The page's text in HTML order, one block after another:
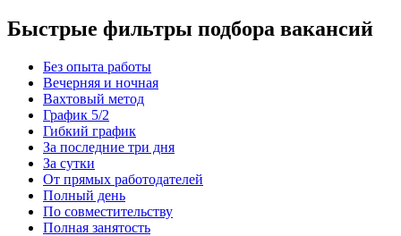
Быстрые фильтры подбора вакансий
Без опыта работы
Вечерняя и ночная
Вахтовый метод
График 5/2
Гибкий график
За последние три дня
За сутки
От прямых работодателей
Полный день
По совместительству
Полная занятость